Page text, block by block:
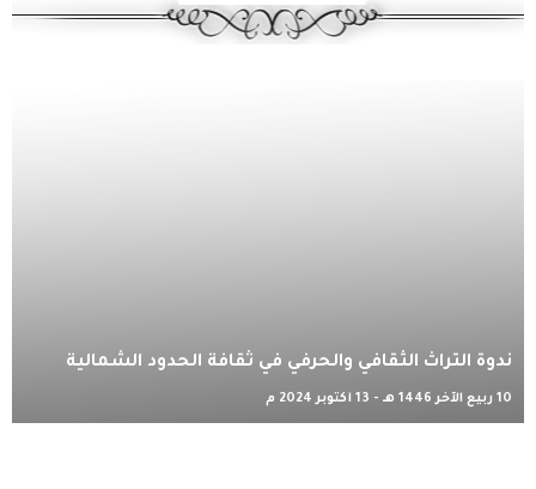
ندوة التراث الثقافي والحرفي في ثقافة الحدود الشمالية
10 ربيع الآخر 1446 هـ - 13 أكتوبر 2024 م